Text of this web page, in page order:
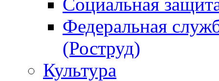
Федеральная
(Роструд)
Культура